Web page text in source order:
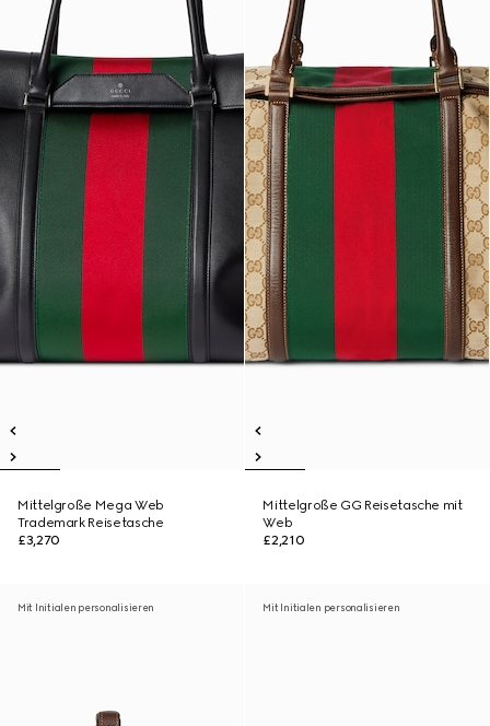
Mittelgroße Mega Web
Trademark Reisetasche
£3,270
Mittelgroße GG Reisetasche mit
Web
£2,210
Mit Initialen personalisieren Mit Initialen personalisieren